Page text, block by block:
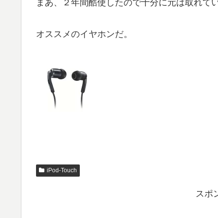
まあ、２年間酷使したので十分に元は取れてい
オススメのイヤホンだ。
iPod-Touch
スポ